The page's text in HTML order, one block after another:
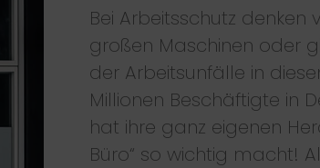
Bei Arbeitsschutz denken
großen Maschinen oder
der Arbeitsunfälle in
Millionen Beschäftigte in
hat ihre ganz eigenen
Büro“ so wichtig macht!